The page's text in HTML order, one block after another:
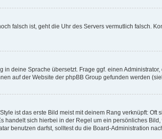
falsch ist, geht die Uhr des Servers vermutlich falsch.
deine Sprache übersetzt. Frage ggf. einen
auf der Website der phpBB Group gefunden werden
ist das erste Bild meist mit deinem Rang verknüpft:
sich hierbei in der Regel um ein persönliches
benutzen darfst, solltest du die Board-Administration